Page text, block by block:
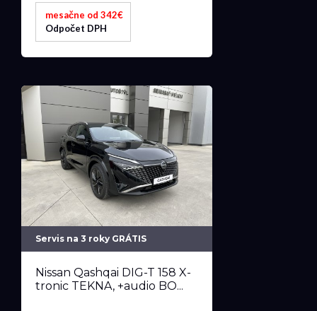
mesačne od 342€
Odpočet DPH
Servis na 3 roky GRÁTIS
Nissan Qashqai DIG-T 158 X-
tronic TEKNA, +audio BO...